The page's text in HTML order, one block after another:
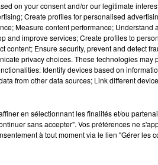
on your consent and/or our legitimate
Create profiles for personalised
Measure content performance; Understand
and improve services; Create profiles to
Ensure security, prevent and detect
privacy choices. These technologies may
Identify devices based on
from other data sources; Link different
en sélectionnant les finalités et/ou
sans accepter". Vos préférences ne
à tout moment via le lien "Gérer les